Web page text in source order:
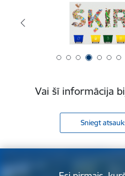
Vai šī informācija
Sniegt